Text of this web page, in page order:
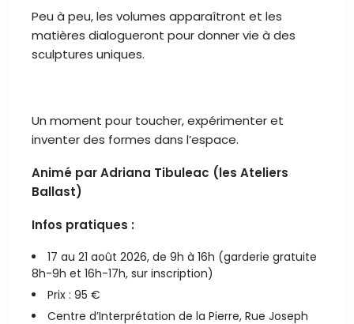
Peu à peu, les volumes apparaîtront et les
matières dialogueront pour donner vie à des
sculptures uniques.
Un moment pour toucher, expérimenter et
inventer des formes dans l’espace.
Animé par Adriana Tibuleac (les Ateliers
Ballast)
Infos pratiques :
17 au 21 août 2026, de 9h à 16h (garderie gratuite
8h-9h et 16h-17h, sur inscription)
Prix : 95 €
Centre d’Interprétation de la Pierre, Rue Joseph